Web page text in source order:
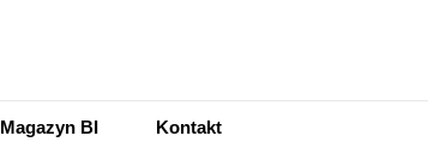
Magazyn BI Kontakt